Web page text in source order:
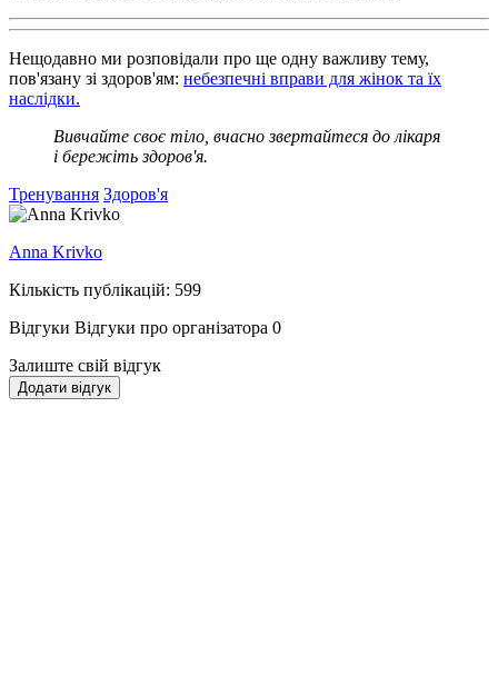
Нещодавно ми розповідали про ще одну важливу тему,
пов'язану зі здоров'ям: небезпечні вправи для жінок та їх
наслідки.
Вивчайте своє тіло, вчасно звертайтеся до лікаря
і бережіть здоров'я.
Тренування Здоров'я
Anna Krivko
Кількість публікацій: 599
Відгуки Відгуки про організатора 0
Залиште свій відгук
Додати відгук